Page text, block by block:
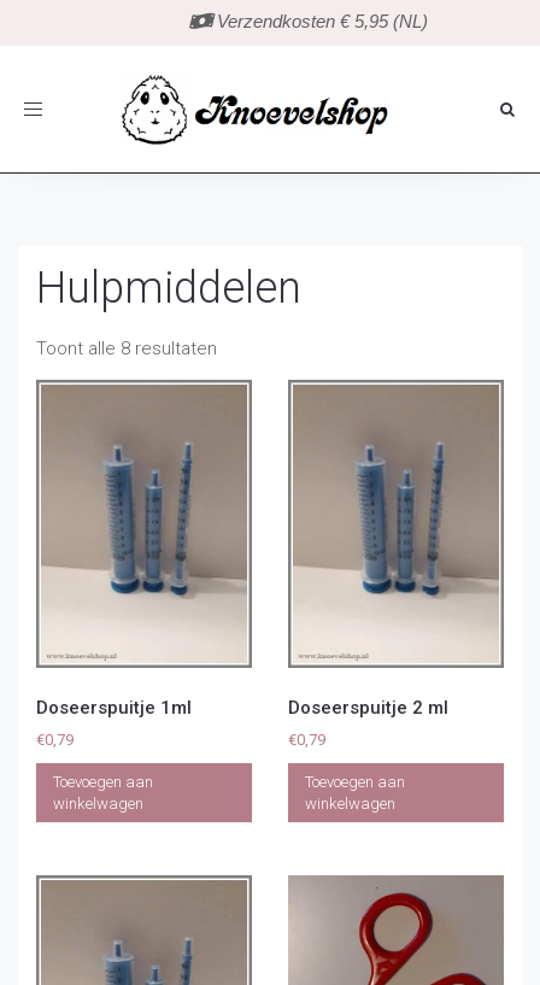
 Verzendkosten € 5,95 (NL)
Toggle
Hulpmiddelen
Toont alle 8 resultaten
Doseerspuitje 1ml
€0,79
Toevoegen aan
winkelwagen
Doseerspuitje 2 ml
€0,79
Toevoegen aan
winkelwagen